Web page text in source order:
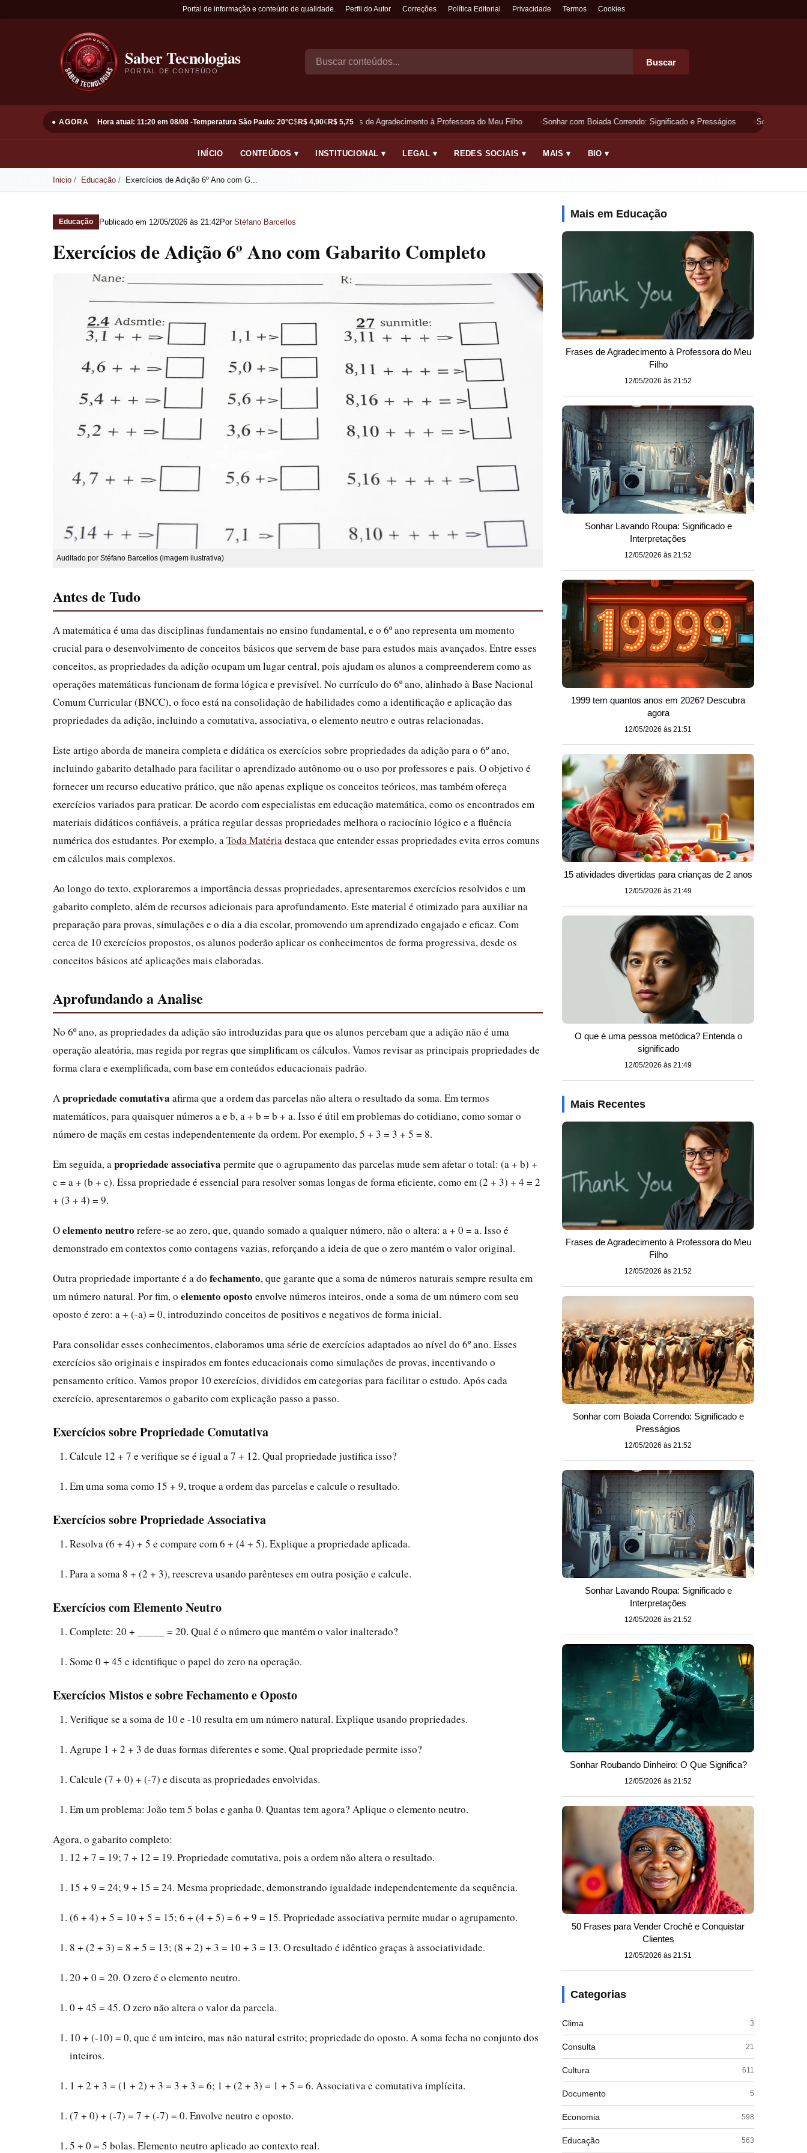
Portal de informação e conteúdo de qualidade. Perfil do Autor Correções Política Editorial Privacidade Termos Cookies
Saber Tecnologias
PORTAL DE CONTEÚDO
Buscar
● AGORA Hora atual: 11:20 em 08/08 -Temperatura São Paulo: 20°C$R$ 4,90€R$ 5,75
Frases de Agradecimento à Professora do Meu Filho Sonhar com Boiada Correndo: Significado e Presságios Sonhar
INÍCIO CONTEÚDOS ▾ INSTITUCIONAL ▾ LEGAL ▾ REDES SOCIAIS ▾ MAIS ▾ BIO ▾
Inicio Educação Exercícios de Adição 6º Ano com G...
Educação Publicado em 12/05/2026 às 21:42Por Stéfano Barcellos
Exercícios de Adição 6º Ano com Gabarito Completo
Auditado por Stéfano Barcellos (imagem ilustrativa)
Antes de Tudo
A matemática é uma das disciplinas fundamentais no ensino fundamental, e o 6º ano representa um momento
crucial para o desenvolvimento de conceitos básicos que servem de base para estudos mais avançados. Entre esses
conceitos, as propriedades da adição ocupam um lugar central, pois ajudam os alunos a compreenderem como as
operações matemáticas funcionam de forma lógica e previsível. No currículo do 6º ano, alinhado à Base Nacional
Comum Curricular (BNCC), o foco está na consolidação de habilidades como a identificação e aplicação das
propriedades da adição, incluindo a comutativa, associativa, o elemento neutro e outras relacionadas.
Este artigo aborda de maneira completa e didática os exercícios sobre propriedades da adição para o 6º ano,
incluindo gabarito detalhado para facilitar o aprendizado autônomo ou o uso por professores e pais. O objetivo é
fornecer um recurso educativo prático, que não apenas explique os conceitos teóricos, mas também ofereça
exercícios variados para praticar. De acordo com especialistas em educação matemática, como os encontrados em
materiais didáticos confiáveis, a prática regular dessas propriedades melhora o raciocínio lógico e a fluência
numérica dos estudantes. Por exemplo, aToda Matériadestaca que entender essas propriedades evita erros comuns
em cálculos mais complexos.
Ao longo do texto, exploraremos a importância dessas propriedades, apresentaremos exercícios resolvidos e um
gabarito completo, além de recursos adicionais para aprofundamento. Este material é otimizado para auxiliar na
preparação para provas, simulações e o dia a dia escolar, promovendo um aprendizado engajado e eficaz. Com
cerca de 10 exercícios propostos, os alunos poderão aplicar os conhecimentos de forma progressiva, desde os
conceitos básicos até aplicações mais elaboradas.
Aprofundando a Analise
No 6º ano, as propriedades da adição são introduzidas para que os alunos percebam que a adição não é uma
operação aleatória, mas regida por regras que simplificam os cálculos. Vamos revisar as principais propriedades de
forma clara e exemplificada, com base em conteúdos educacionais padrão.
Apropriedade comutativa afirma que a ordem das parcelas não altera o resultado da soma. Em termos
matemáticos, para quaisquer números a e b, a + b = b + a. Isso é útil em problemas do cotidiano, como somar o
número de maçãs em cestas independentemente da ordem. Por exemplo, 5 + 3 = 3 + 5 = 8.
Em seguida, apropriedade associativa permite que o agrupamento das parcelas mude sem afetar o total: (a + b) +
c = a + (b + c). Essa propriedade é essencial para resolver somas longas de forma eficiente, como em (2 + 3) + 4 = 2
+ (3 + 4) = 9.
Oelemento neutro refere-se ao zero, que, quando somado a qualquer número, não o altera: a + 0 = a. Isso é
demonstrado em contextos como contagens vazias, reforçando a ideia de que o zero mantém o valor original.
Outra propriedade importante é a do fechamento, que garante que a soma de números naturais sempre resulta em
um número natural. Por fim, o elemento oposto envolve números inteiros, onde a soma de um número com seu
oposto é zero: a + (-a) = 0, introduzindo conceitos de positivos e negativos de forma inicial.
Para consolidar esses conhecimentos, elaboramos uma série de exercícios adaptados ao nível do 6º ano. Esses
exercícios são originais e inspirados em fontes educacionais como simulações de provas, incentivando o
pensamento crítico. Vamos propor 10 exercícios, divididos em categorias para facilitar o estudo. Após cada
exercício, apresentaremos o gabarito com explicação passo a passo.
Exercícios sobre Propriedade Comutativa
Calcule 12 + 7 e verifique se é igual a 7 + 12. Qual propriedade justifica isso?
Em uma soma como 15 + 9, troque a ordem das parcelas e calcule o resultado.
Exercícios sobre Propriedade Associativa
Resolva (6 + 4) + 5 e compare com 6 + (4 + 5). Explique a propriedade aplicada.
Para a soma 8 + (2 + 3), reescreva usando parênteses em outra posição e calcule.
Exercícios com Elemento Neutro
Complete: 20 + _____ = 20. Qual é o número que mantém o valor inalterado?
Some 0 + 45 e identifique o papel do zero na operação.
Exercícios Mistos e sobre Fechamento e Oposto
Verifique se a soma de 10 e -10 resulta em um número natural. Explique usando propriedades.
Agrupe 1 + 2 + 3 de duas formas diferentes e some. Qual propriedade permite isso?
Calcule (7 + 0) + (-7) e discuta as propriedades envolvidas.
Em um problema: João tem 5 bolas e ganha 0. Quantas tem agora? Aplique o elemento neutro.
Agora, o gabarito completo:
12 + 7 = 19; 7 + 12 = 19. Propriedade comutativa, pois a ordem não altera o resultado.
15 + 9 = 24; 9 + 15 = 24. Mesma propriedade, demonstrando igualdade independentemente da sequência.
(6 + 4) + 5 = 10 + 5 = 15; 6 + (4 + 5) = 6 + 9 = 15. Propriedade associativa permite mudar o agrupamento.
8 + (2 + 3) = 8 + 5 = 13; (8 + 2) + 3 = 10 + 3 = 13. O resultado é idêntico graças à associatividade.
20 + 0 = 20. O zero é o elemento neutro.
0 + 45 = 45. O zero não altera o valor da parcela.
10 + (-10) = 0, que é um inteiro, mas não natural estrito; propriedade do oposto. A soma fecha no conjunto dos
inteiros.
1 + 2 + 3 = (1 + 2) + 3 = 3 + 3 = 6; 1 + (2 + 3) = 1 + 5 = 6. Associativa e comutativa implícita.
(7 + 0) + (-7) = 7 + (-7) = 0. Envolve neutro e oposto.
5 + 0 = 5 bolas. Elemento neutro aplicado ao contexto real.
Mais em Educação
Frases de Agradecimento à Professora do Meu
Filho
12/05/2026 às 21:52
Sonhar Lavando Roupa: Significado e
Interpretações
12/05/2026 às 21:52
1999 tem quantos anos em 2026? Descubra
agora
12/05/2026 às 21:51
15 atividades divertidas para crianças de 2 anos
12/05/2026 às 21:49
O que é uma pessoa metódica? Entenda o
significado
12/05/2026 às 21:49
Mais Recentes
Frases de Agradecimento à Professora do Meu
Filho
12/05/2026 às 21:52
Sonhar com Boiada Correndo: Significado e
Presságios
12/05/2026 às 21:52
Sonhar Lavando Roupa: Significado e
Interpretações
12/05/2026 às 21:52
Sonhar Roubando Dinheiro: O Que Significa?
12/05/2026 às 21:52
50 Frases para Vender Crochê e Conquistar
Clientes
12/05/2026 às 21:51
Categorias
Clima 3
Consulta 21
Cultura 611
Documento 5
Economia 598
Educação 563